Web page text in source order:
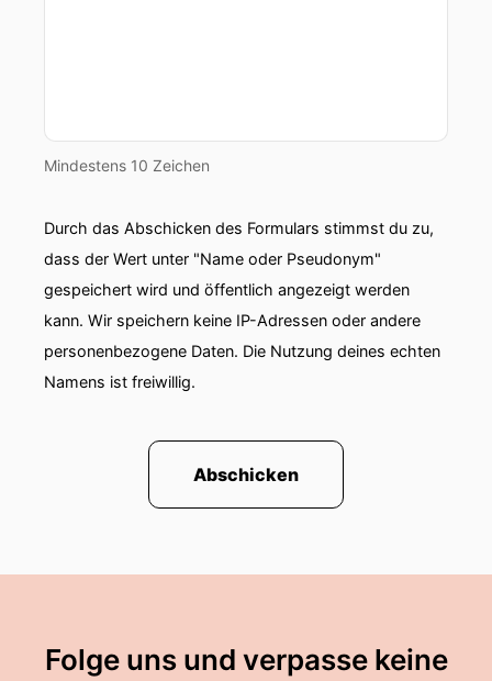
Mindestens 10 Zeichen
Durch das Abschicken des Formulars stimmst du zu,
dass der Wert unter "Name oder Pseudonym"
gespeichert wird und öffentlich angezeigt werden
kann. Wir speichern keine IP-Adressen oder andere
personenbezogene Daten. Die Nutzung deines echten
Namens ist freiwillig.
Abschicken
Folge uns und verpasse keine